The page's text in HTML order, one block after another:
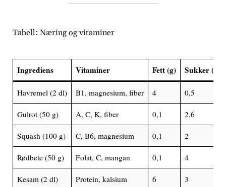
Tabell: Næring og vitaminer
Ingrediens Vitaminer Fett (g) Sukker (g)
Havremel (2 dl) B1, magnesium, fiber 4 0,5
Gulrot (50 g) A, C, K, fiber 0,1 2,6
Squash (100 g) C, B6, magnesium 0,1 2
Rødbete (50 g) Folat, C, mangan 0,1 4
Kesam (2 dl) Protein, kalsium 6 3